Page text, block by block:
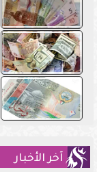
آخر الأخبار